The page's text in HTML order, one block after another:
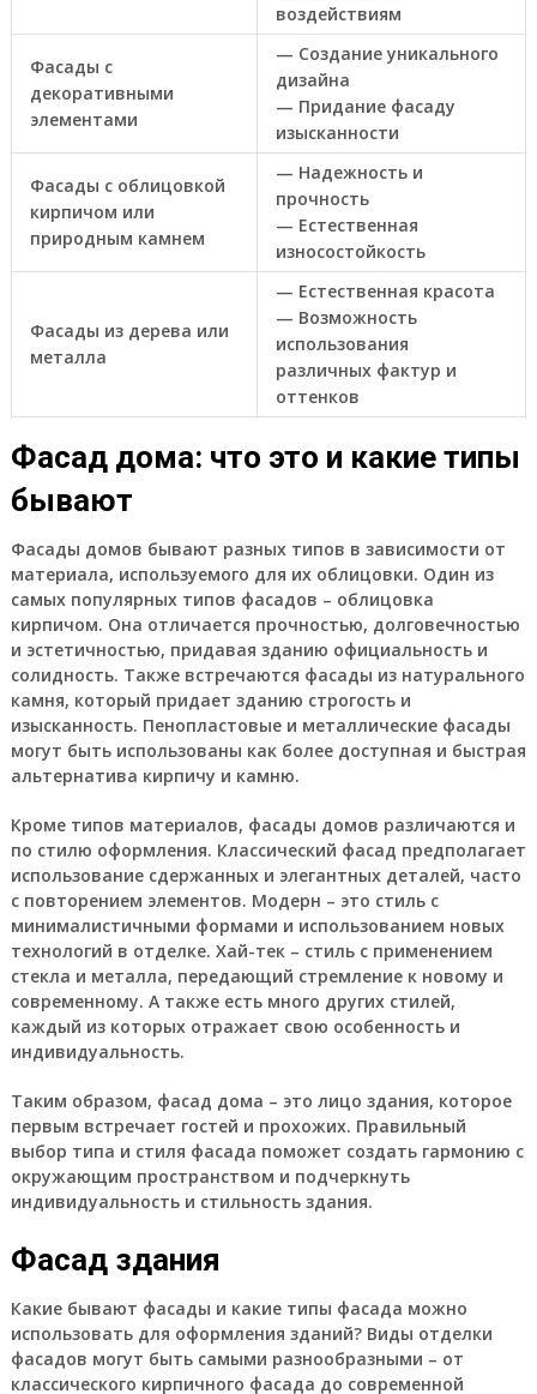
воздействиям
Фасады с
декоративными
элементами
— Создание уникального
дизайна
— Придание фасаду
изысканности
Фасады с облицовкой
кирпичом или
природным камнем
— Надежность и
прочность
— Естественная
износостойкость
Фасады из дерева или
металла
— Естественная красота
— Возможность
использования
различных фактур и
оттенков
Фасад дома: что это и какие типы
бывают
Фасады домов бывают разных типов в зависимости от
материала, используемого для их облицовки. Один из
самых популярных типов фасадов – облицовка
кирпичом. Она отличается прочностью, долговечностью
и эстетичностью, придавая зданию официальность и
солидность. Также встречаются фасады из натурального
камня, который придает зданию строгость и
изысканность. Пенопластовые и металлические фасады
могут быть использованы как более доступная и быстрая
альтернатива кирпичу и камню.
Кроме типов материалов, фасады домов различаются и
по стилю оформления. Классический фасад предполагает
использование сдержанных и элегантных деталей, часто
с повторением элементов. Модерн – это стиль с
минималистичными формами и использованием новых
технологий в отделке. Хай-тек – стиль с применением
стекла и металла, передающий стремление к новому и
современному. А также есть много других стилей,
каждый из которых отражает свою особенность и
индивидуальность.
Таким образом, фасад дома – это лицо здания, которое
первым встречает гостей и прохожих. Правильный
выбор типа и стиля фасада поможет создать гармонию с
окружающим пространством и подчеркнуть
индивидуальность и стильность здания.
Фасад здания
Какие бывают фасады и какие типы фасада можно
использовать для оформления зданий? Виды отделки
фасадов могут быть самыми разнообразными – от
классического кирпичного фасада до современной